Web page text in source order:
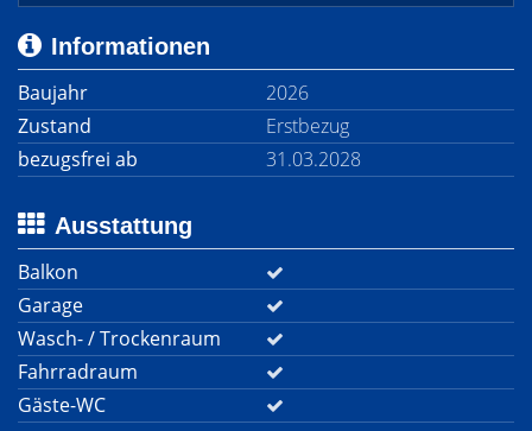
Informationen
Baujahr
2026
Zustand
Erstbezug
bezugsfrei ab
31.03.2028
Ausstattung
Balkon
Garage
Wasch- / Trockenraum
Fahrradraum
Gäste-WC